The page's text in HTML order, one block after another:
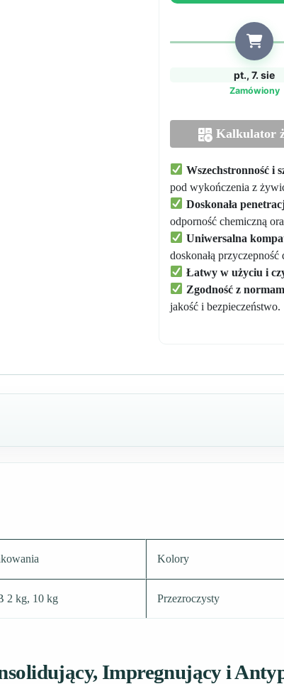
pt., 7. sie
Zamówiony
Kalkulator
Wszechstronność i
pod wykończenia z
Doskonała
odporność chemiczną
Uniwersalna
doskonałą
Łatwy w użyciu i
Zgodność z
jakość i bezpieczeństwo.
Kolory
2 kg, 10 kg Przezroczysty
Impregnujący i